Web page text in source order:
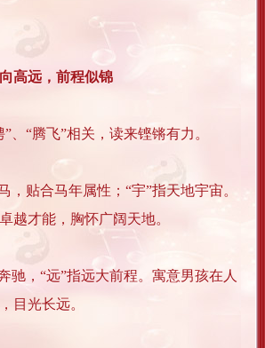
高远，前程似锦
、“腾飞”相关，读来铿锵有力。
，贴合马年属性；“宇”指天地宇宙。
越才能，胸怀广阔天地。
驰，“远”指远大前程。寓意男孩在人
目光长远。